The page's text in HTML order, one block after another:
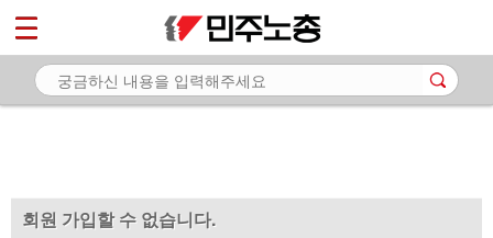
회원 가입할 수 없습니다.
마이페이지
소개
자료